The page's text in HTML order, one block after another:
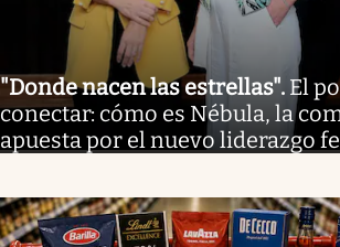
"Donde nacen las estrellas". El
conectar: cómo es Nébula, la
apuesta por el nuevo liderazgo